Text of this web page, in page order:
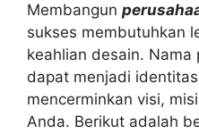
Membangun
sukses membutuhkan
keahlian desain.
dapat menjadi
mencerminkan visi,
Anda. Berikut adalah